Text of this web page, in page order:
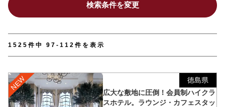
0120-932-959
検索条件を変更
1525件中 97-112件を表示
徳島県
広大な敷地に圧倒！会員制ハイクラ
スホテル。ラウンジ・カフェスタッ